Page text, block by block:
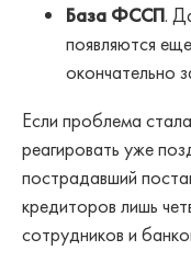
База ФССП.
появляются
окончательно
Если проблема
реагировать уже
пострадавший
кредиторов лишь
сотрудников и